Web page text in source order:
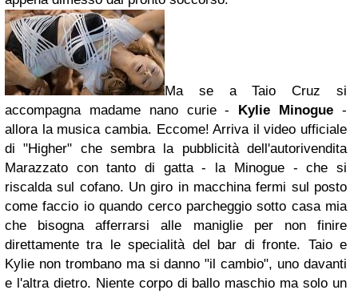
Ma se a Taio Cruz si
accompagna madame nano curie - Kylie Minogue -
allora la musica cambia. Eccome! Arriva il video ufficiale
di "Higher" che sembra la pubblicità dell'autorivendita
Marazzato con tanto di gatta - la Minogue - che si
riscalda sul cofano. Un giro in macchina fermi sul posto
come faccio io quando cerco parcheggio sotto casa mia
che bisogna afferrarsi alle maniglie per non finire
direttamente tra le specialità del bar di fronte. Taio e
Kylie non trombano ma si danno "il cambio", uno davanti
e l'altra dietro. Niente corpo di ballo maschio ma solo un